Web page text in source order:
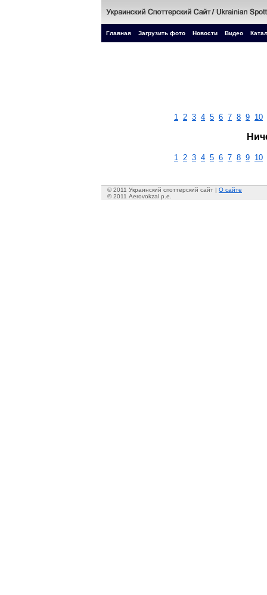
Главная Загрузить фото Новости Видео
1 2 3 4 5 6 7 8 9 10
1 2 3 4 5 6 7 8 9 10
© 2011 Украинский споттерский сайт | О сайте
© 2011 Aerovokzal p.e.